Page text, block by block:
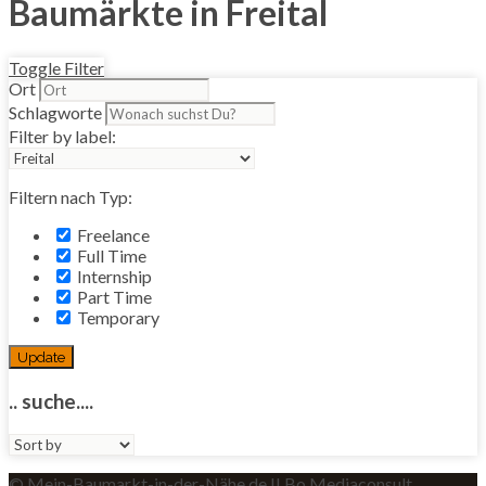
Baumärkte in Freital
Toggle Filter
Ort
Schlagworte
Filter by label:
Filtern nach Typ:
Freelance
Full Time
Internship
Part Time
Temporary
Update
.. suche....
Sort